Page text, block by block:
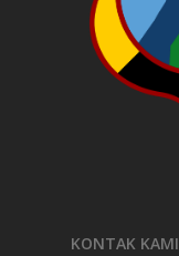
KONTAK KAMI